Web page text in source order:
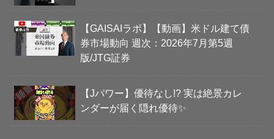
【GAISAIラボ】【動画】米ドル建て債
券市場動向 週次：2026年7月第5週
版/JTG証券
【Jパワー】優待なし!? 実は絶景カレ
ンダーが届く隠れ優待✨